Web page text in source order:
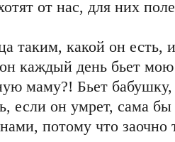
от нас, для них
таким, какой он есть,
он каждый день бьет
маму?! Бьет
если он умрет, сама
потому что заочно